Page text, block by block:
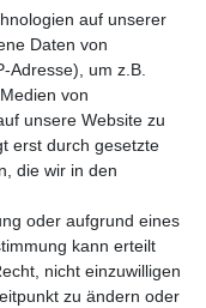
Stellmotor
F30 F31
Bedienteile,
auf unserer
Daten von
Adresse), um z.B.
von
unsere Website zu
erst durch gesetzte
die wir in den
oder aufgrund eines
kann erteilt
nicht einzuwilligen
zu ändern oder